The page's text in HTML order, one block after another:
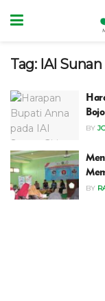
Tag: IAI
BY
BY